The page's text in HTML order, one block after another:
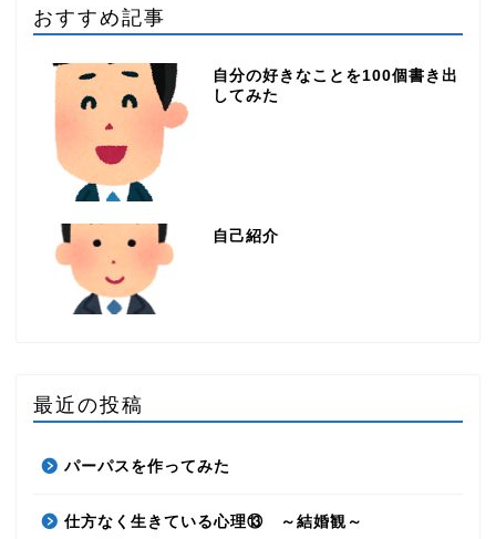
おすすめ記事
自分の好きなことを100個書き出
してみた
自己紹介
最近の投稿
パーパスを作ってみた
仕方なく生きている心理⑬ ～結婚観～